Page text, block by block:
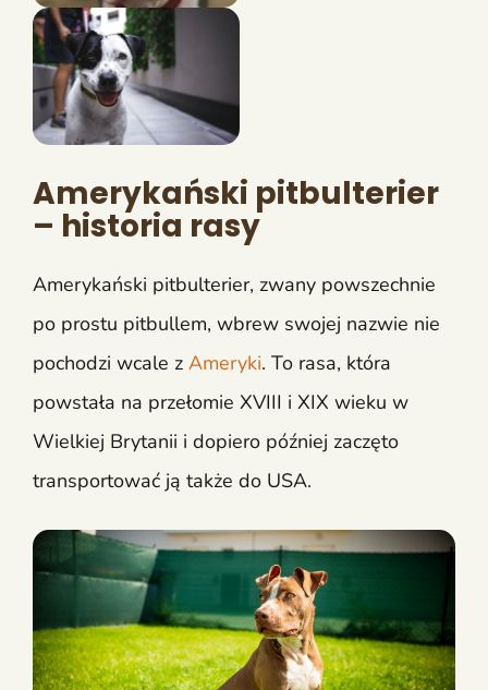
Amerykański pitbulterier
– historia rasy
Amerykański pitbulterier, zwany powszechnie
po prostu pitbullem, wbrew swojej nazwie nie
pochodzi wcale z Ameryki. To rasa, która
powstała na przełomie XVIII i XIX wieku w
Wielkiej Brytanii i dopiero później zaczęto
transportować ją także do USA.